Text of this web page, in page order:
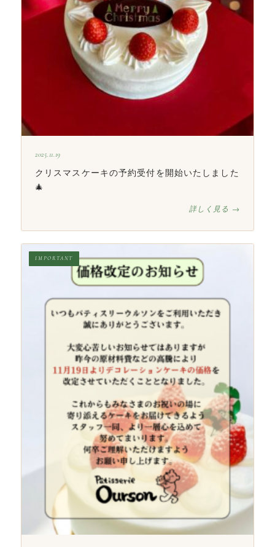
2025.11.19
クリスマスケーキの予約受付を開始いたしました
🎄
詳しく見る →
IMPORTANT